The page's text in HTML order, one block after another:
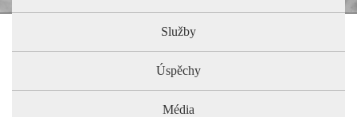
Služby
Úspěchy
Média